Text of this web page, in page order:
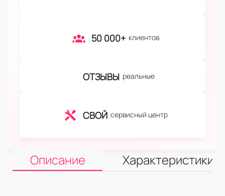
50 000+ клиентов
ОТЗЫВЫ реальные
СВОЙ сервисный центр
Описание Характеристики